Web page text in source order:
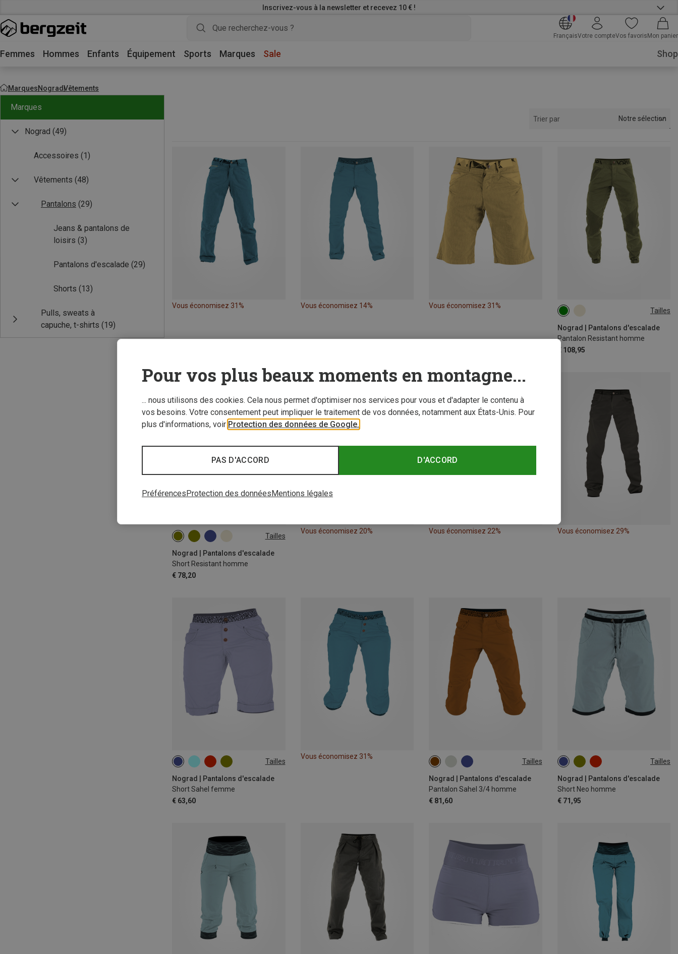
Inscrivez-vous à la newsletter et recevez 10 € !
FrançaisVotre compteVos favoris Mon panier
Femmes Hommes Enfants Équipement Sports Marques Sale Shop
MarquesNogradVêtements
Marques
Nograd (49)
Accessoires (1)
Vêtements (48)
Pantalons (29)
Jeans & pantalons de
loisirs (3)
Pantalons d'escalade (29)
Shorts (13)
Pulls, sweats à
capuche, t-shirts (19)
Trier par Notre sélection
Vous économisez 31% Vous économisez 14% Vous économisez 31%
Tailles
Nograd | Pantalons d'escalade
Pantalon Resistant homme
€ 108,95
XS
Tailles
Nograd | Pantalons d'escalade
Short Resistant homme
€ 78,20
XS S M
Vous économisez 20% Vous économisez 22% Vous économisez 29%
Tailles
Nograd | Pantalons d'escalade
Short Sahel femme
€ 63,60
XS S M
Vous économisez 31%
Tailles
Nograd | Pantalons d'escalade
Pantalon Sahel 3/4 homme
€ 81,60
S XL Tailles
Nograd | Pantalons d'escalade
Short Neo homme
€ 71,95
S M XL
Pour vos plus beaux moments en montagne...
... nous utilisons des cookies. Cela nous permet d'optimiser nos services pour vous et d'adapter le contenu à
vos besoins. Votre consentement peut impliquer le traitement de vos données, notamment aux États-Unis. Pour
plus d'informations, voir Protection des données de Google.
D'ACCORD
PAS D'ACCORD
PréférencesProtection des donnéesMentions légales